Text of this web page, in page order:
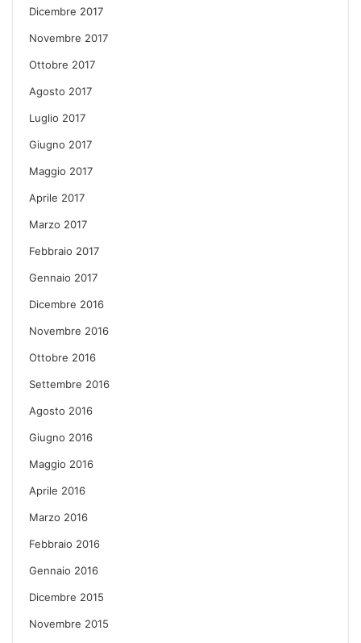
Dicembre 2017
Novembre 2017
Ottobre 2017
Agosto 2017
Luglio 2017
Giugno 2017
Maggio 2017
Aprile 2017
Marzo 2017
Febbraio 2017
Gennaio 2017
Dicembre 2016
Novembre 2016
Ottobre 2016
Settembre 2016
Agosto 2016
Giugno 2016
Maggio 2016
Aprile 2016
Marzo 2016
Febbraio 2016
Gennaio 2016
Dicembre 2015
Novembre 2015